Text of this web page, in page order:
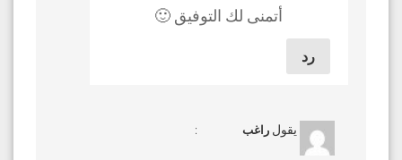
أتمنى لك التوفيق 🙂
رد
يقول راغب :